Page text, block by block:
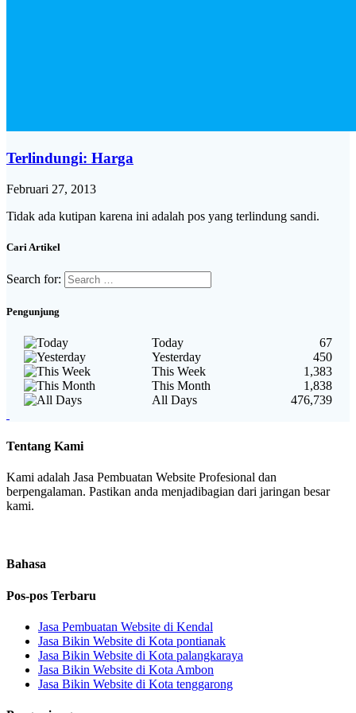
Terlindungi: Harga
Februari 27, 2013
Tidak ada kutipan karena ini adalah pos yang terlindung sandi.
Cari Artikel
Search for:
Pengunjung
Today
67
Yesterday
450
This Week
1,383
This Month
1,838
All Days
476,739
Tentang Kami
Kami adalah Jasa Pembuatan Website Profesional dan
berpengalaman. Pastikan anda menjadibagian dari jaringan besar
kami.
Bahasa
Pos-pos Terbaru
Jasa Pembuatan Website di Kendal
Jasa Bikin Website di Kota pontianak
Jasa Bikin Website di Kota palangkaraya
Jasa Bikin Website di Kota Ambon
Jasa Bikin Website di Kota tenggarong